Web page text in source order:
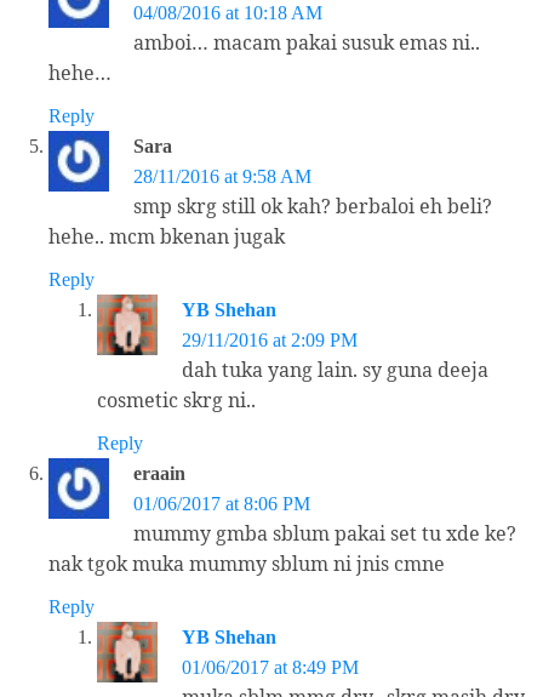
04/08/2016 at 10:18 AM
amboi… macam pakai susuk emas ni..
hehe…
Reply
Sara
28/11/2016 at 9:58 AM
smp skrg still ok kah? berbaloi eh beli?
hehe.. mcm bkenan jugak
Reply
YB Shehan
29/11/2016 at 2:09 PM
dah tuka yang lain. sy guna deeja
cosmetic skrg ni..
Reply
eraain
01/06/2017 at 8:06 PM
mummy gmba sblum pakai set tu xde ke?
nak tgok muka mummy sblum ni jnis cmne
Reply
YB Shehan
01/06/2017 at 8:49 PM